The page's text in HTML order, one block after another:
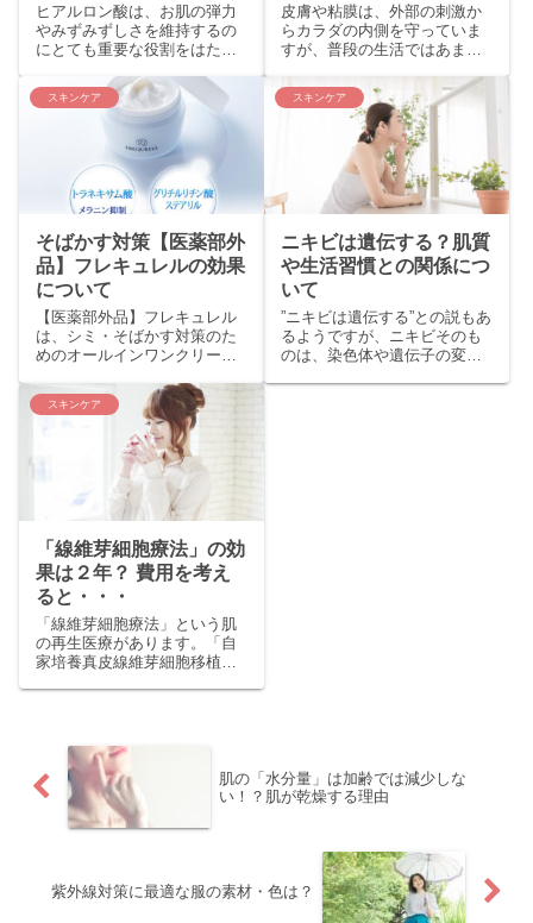
ヒアルロン酸は、お肌の弾力
やみずみずしさを維持するの
にとても重要な役割をはたし
ルロン酸の保水力は ６L もあ
り、皮膚には、なんとカラダ
全体のヒアルロン酸...
皮膚や粘膜は、外部の刺激か
らカラダの内側を守っていま
すが、普段の生活ではあまり
年齢とともに、皮膚の機能は
衰えても、見た目はすぐれた
メイクの技術によって、...
スキンケア
そばかす対策【医薬部外
品】フレキュレルの効果
について
【医薬部外品】フレキュレル
は、シミ・そばかす対策のた
めのオールインワンクリーム
声が寄せられています。 すっ
ぴんでも気軽にお出かけでき
るようになりました ケ...
スキンケア
ニキビは遺伝する？肌質
や生活習慣との関係につ
いて
”ニキビは遺伝する”との説もあ
るようですが、ニキビそのも
のは、染色体や遺伝子の変異
スキンケア
「線維芽細胞療法」の効
果は２年？ 費用を考え
ると・・・
「線維芽細胞療法」という肌
の再生医療があります。「自
家培養真皮線維芽細胞移植
肌の「水分量」は加齢では減少しな
い！？肌が乾燥する理由
紫外線対策に最適な服の素材・色は？